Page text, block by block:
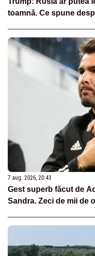
toamnă. Ce spune
7 aug. 2026, 20:43
Gest superb făcut de
Sandra. Zeci de mii de